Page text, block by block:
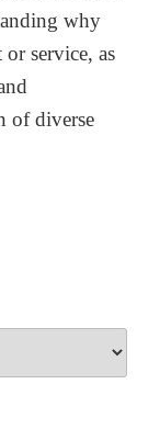
why
or service, as
of diverse